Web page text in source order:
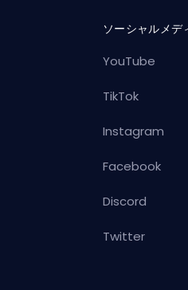
ソーシャルメデ
YouTube
TikTok
Instagram
Facebook
Discord
Twitter